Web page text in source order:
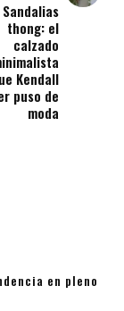
Sandalias
thong: el
calzado
Kendall
puso de
moda
en pleno